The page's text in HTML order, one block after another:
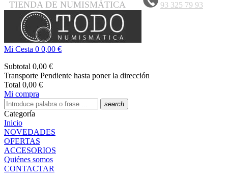
TIENDA DE NUMISMÁTICA 93 325 79 93
Mi Cesta 0 0,00 €
Subtotal 0,00 €
Transporte Pendiente hasta poner la dirección
Total 0,00 €
Mi compra
search
Categoría
Inicio
NOVEDADES
OFERTAS
ACCESORIOS
Quiénes somos
CONTACTAR